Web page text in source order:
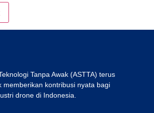
Tanpa Awak (ASTTA) terus
memberikan kontribusi nyata bagi
drone di Indonesia.